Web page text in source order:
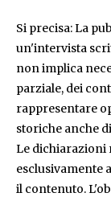
Si precisa: La
un'intervista
non implica
parziale, dei
rappresentare
storiche anche
Le
esclusivamente
il contenuto.